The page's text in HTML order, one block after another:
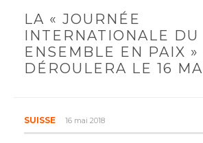
LA « JOURNÉE
INTERNATIONALE DU
ENSEMBLE EN PAIX »
DÉROULERA LE 16
SUISSE 16 mai 2018